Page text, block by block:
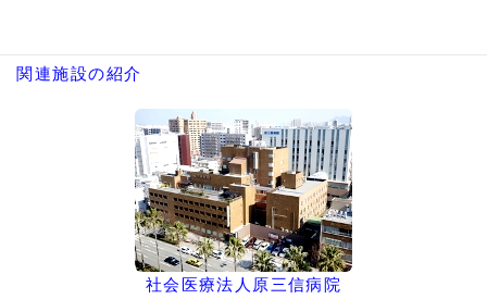
関連施設の紹介
社会医療法人原三信病院